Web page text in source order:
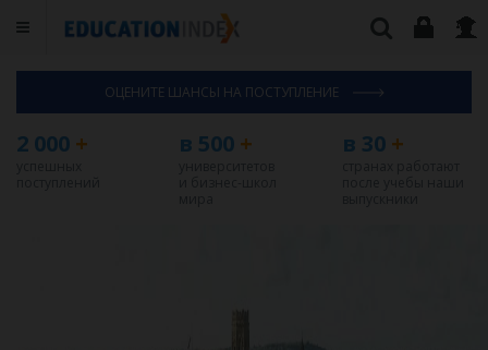
ОЦЕНИТЕ ШАНСЫ НА ПОСТУПЛЕНИЕ
2 000 + в 500 + в 30+